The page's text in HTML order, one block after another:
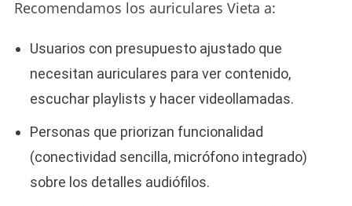
Recomendamos los auriculares Vieta a:
Usuarios con presupuesto ajustado que
necesitan auriculares para ver contenido,
escuchar playlists y hacer videollamadas.
Personas que priorizan funcionalidad
(conectividad sencilla, micrófono integrado)
sobre los detalles audiófilos.